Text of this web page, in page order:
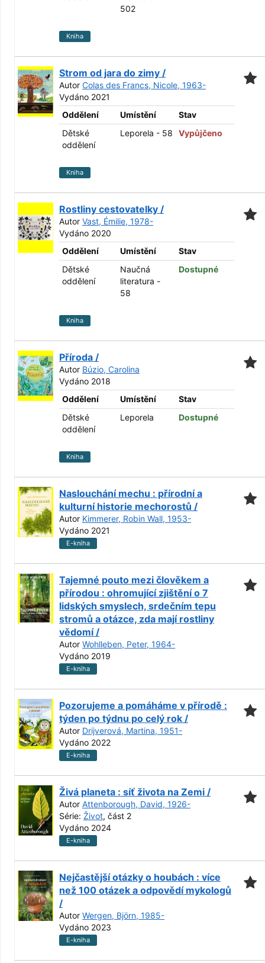
502
Kniha
Strom od jara do zimy /
Autor Colas des Francs, Nicole, 1963-
Vydáno 2021
Oddělení
Umístění
Stav
Dětské
oddělení
Leporela - 58 Vypůjčeno
Kniha
Rostliny cestovatelky /
Autor Vast, Émilie, 1978-
Vydáno 2020
Oddělení
Umístění
Stav
Dětské
oddělení
Naučná
literatura -
58
Dostupné
Kniha
Příroda /
Autor Búzio, Carolina
Vydáno 2018
Oddělení
Umístění
Stav
Dětské
oddělení
Leporela Dostupné
Kniha
Naslouchání mechu : přírodní a
kulturní historie mechorostů /
Autor Kimmerer, Robin Wall, 1953-
Vydáno 2021
E-kniha
Tajemné pouto mezi člověkem a
přírodou : ohromující zjištění o 7
lidských smyslech, srdečním tepu
stromů a otázce, zda mají rostliny
vědomí /
Autor Wohlleben, Peter, 1964-
Vydáno 2019
E-kniha
Pozorujeme a pomáháme v přírodě :
týden po týdnu po celý rok /
Autor Drijverová, Martina, 1951-
Vydáno 2022
E-kniha
Živá planeta : síť života na Zemi /
Autor Attenborough, David, 1926-
Série: Život, část 2
Vydáno 2024
E-kniha
Nejčastější otázky o houbách : více
než 100 otázek a odpovědí mykologů
/
Autor Wergen, Björn, 1985-
Vydáno 2023
E-kniha